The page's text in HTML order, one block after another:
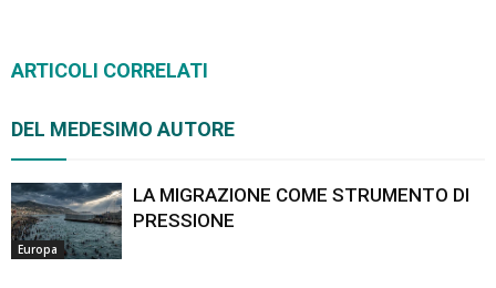
ARTICOLI CORRELATI
DEL MEDESIMO AUTORE
Europa
LA MIGRAZIONE COME STRUMENTO DI
PRESSIONE